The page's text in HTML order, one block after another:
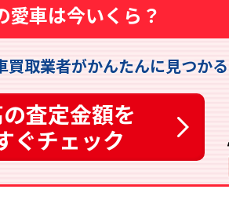
愛車は今いくら？
取業者がかんたんに見つかる
査定金額を
ぐチェック